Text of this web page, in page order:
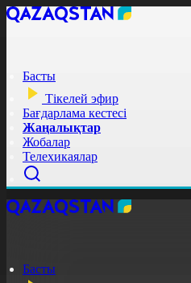
Басты
Тікелей эфир
Бағдарлама кестесі
Жаңалықтар
Жобалар
Телехикаялар
Басты